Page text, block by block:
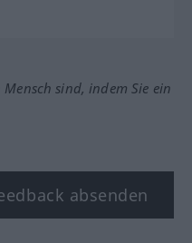
sind, indem Sie ein
absenden